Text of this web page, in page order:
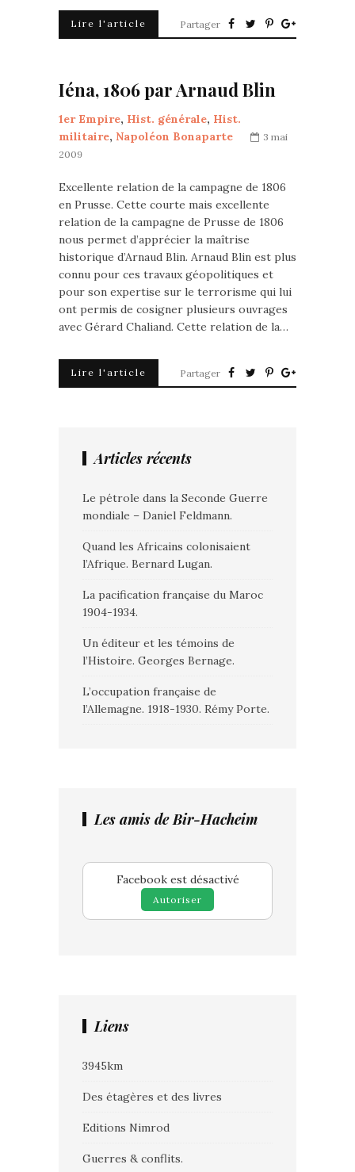
Lire l'article Partager
Iéna, 1806 par Arnaud Blin
1er Empire, Hist. générale, Hist.
militaire, Napoléon Bonaparte
3 mai
2009
Excellente relation de la campagne de 1806
en Prusse. Cette courte mais excellente
relation de la campagne de Prusse de 1806
nous permet d’apprécier la maîtrise
historique d’Arnaud Blin. Arnaud Blin est plus
connu pour ces travaux géopolitiques et
pour son expertise sur le terrorisme qui lui
ont permis de cosigner plusieurs ouvrages
avec Gérard Chaliand. Cette relation de la…
Lire l'article Partager
Articles récents
Le pétrole dans la Seconde Guerre
mondiale – Daniel Feldmann.
Quand les Africains colonisaient
l’Afrique. Bernard Lugan.
La pacification française du Maroc
1904-1934.
Un éditeur et les témoins de
l’Histoire. Georges Bernage.
L’occupation française de
l’Allemagne. 1918-1930. Rémy Porte.
Les amis de Bir-Hacheim
Facebook est désactivé
Autoriser
Liens
3945km
Des étagères et des livres
Editions Nimrod
Guerres & conflits.